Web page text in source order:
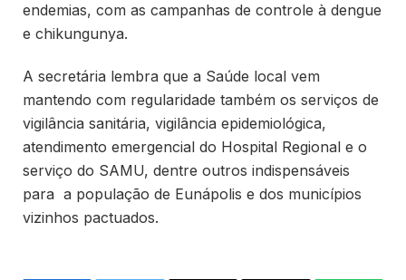
endemias, com as campanhas de controle à dengue
e chikungunya.
A secretária lembra que a Saúde local vem
mantendo com regularidade também os serviços de
vigilância sanitária, vigilância epidemiológica,
atendimento emergencial do Hospital Regional e o
serviço do SAMU, dentre outros indispensáveis
para a população de Eunápolis e dos municípios
vizinhos pactuados.